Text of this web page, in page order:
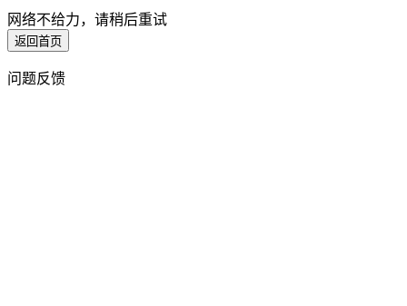
网络不给力，请稍后重试
返回首页
问题反馈